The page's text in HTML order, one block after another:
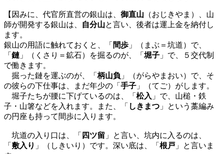
【因みに、代官所直営の銀山は、 御直山 （おじきやま）、山
師が開発する銀山は、
自分山と言い、後者は運上金を納付し
ます。
銀山の用語に触れておくと、「 間歩 」（まぶ＝坑道）で、
「 鏈 」（くさり＝鉱石）を掘るのが、「 堀子 」で、５交代制
で働きます。
掘った鏈を運ぶのが、「 柄山負 」（がらやまおい）で、そ
の彼らの下仕事は、まだ年少の「 手子 」（てご）がします。
堀子たちが腰に下げているのは、「 松入 」で、山槌・鉄
子・山箸などを入れます。また、「 しきまつ 」という藁編み
の円座も持って間歩に入ります。
坑道の入り口は、「 四ツ留 」と言い、坑内に入るのは、
「 敷入り 」（しきいり）です。深い底は、「 根戸 」と言いま